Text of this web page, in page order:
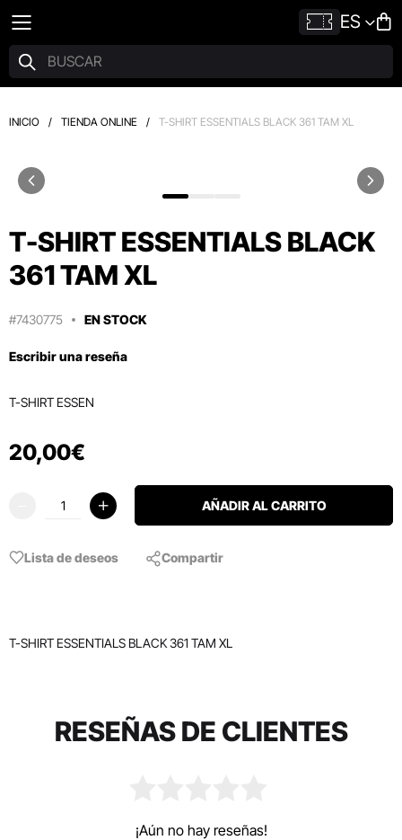
ES
INICIO / TIENDA ONLINE / T-SHIRT ESSENTIALS BLACK 361 TAM XL
T-SHIRT ESSENTIALS BLACK
361 TAM XL
#7430775 EN STOCK
Escribir una reseña
T-SHIRT ESSEN
20,00€
AÑADIR AL CARRITO
Lista de deseos Compartir
T-SHIRT ESSENTIALS BLACK 361 TAM XL
RESEÑAS DE CLIENTES
¡Aún no hay reseñas!